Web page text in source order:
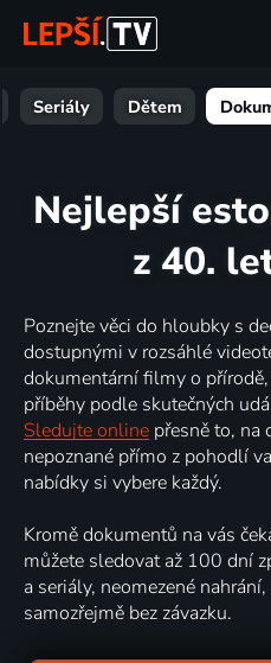
Seriály Dětem
Nejlepší
z 40.
Poznejte věci do hloubky s
dostupnými v rozsáhlé
dokumentární filmy o
příběhy podle skutečných
Sledujte online přesně to, na
nepoznané přímo z pohodlí
nabídky si vybere každý.
Kromě dokumentů na vás
můžete sledovat až 100 dní
a seriály, neomezené
samozřejmě bez závazku.